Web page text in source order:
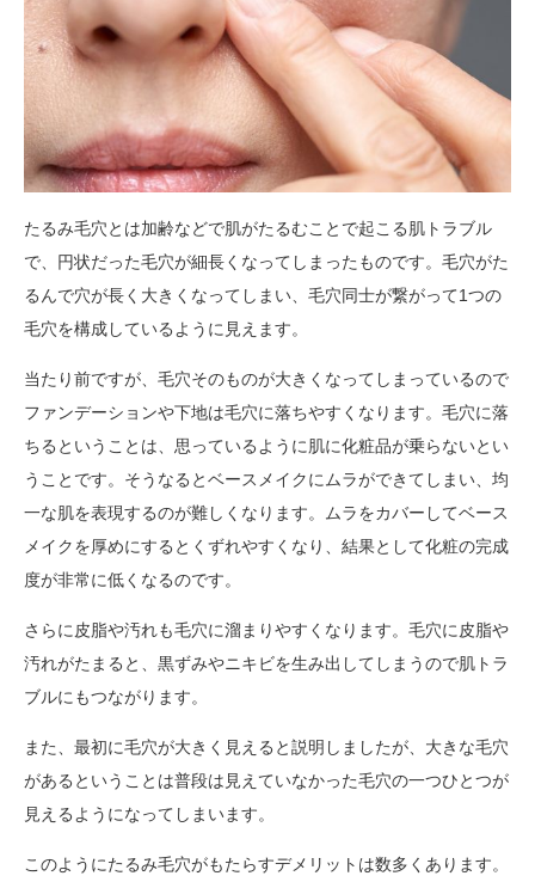
たるみ毛穴とは加齢などで肌がたるむことで起こる肌トラブル
で、円状だった毛穴が細長くなってしまったものです。毛穴がた
るんで穴が長く大きくなってしまい、毛穴同士が繋がって1つの
毛穴を構成しているように見えます。
当たり前ですが、毛穴そのものが大きくなってしまっているので
ファンデーションや下地は毛穴に落ちやすくなります。毛穴に落
ちるということは、思っているように肌に化粧品が乗らないとい
うことです。そうなるとベースメイクにムラができてしまい、均
一な肌を表現するのが難しくなります。ムラをカバーしてベース
メイクを厚めにするとくずれやすくなり、結果として化粧の完成
度が非常に低くなるのです。
さらに皮脂や汚れも毛穴に溜まりやすくなります。毛穴に皮脂や
汚れがたまると、黒ずみやニキビを生み出してしまうので肌トラ
ブルにもつながります。
また、最初に毛穴が大きく見えると説明しましたが、大きな毛穴
があるということは普段は見えていなかった毛穴の一つひとつが
見えるようになってしまいます。
このようにたるみ毛穴がもたらすデメリットは数多くあります。